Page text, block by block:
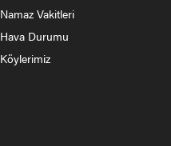
Namaz Vakitleri
Hava Durumu
Köylerimiz